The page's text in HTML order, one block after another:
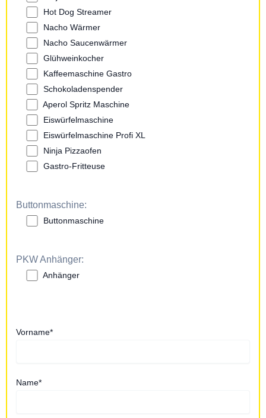
Hot Dog Streamer
Nacho Wärmer
Nacho Saucenwärmer
Glühweinkocher
Kaffeemaschine Gastro
Schokoladenspender
Aperol Spritz Maschine
Eiswürfelmaschine
Eiswürfelmaschine Profi XL
Ninja Pizzaofen
Gastro-Fritteuse
Buttonmaschine:
Buttonmaschine
PKW Anhänger:
Anhänger
Vorname*
Name*